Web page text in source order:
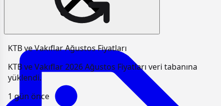
KTB ve Vakıflar Ağustos Fiyatları
KTB ve Vakıflar 2026 Ağustos Fiyatları veri tabanına
yüklendi.
1 gün önce